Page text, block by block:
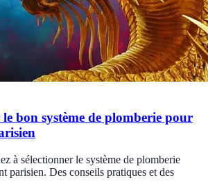
bon système de plomberie pour
à sélectionner le système de plomberie
parisien. Des conseils pratiques et des